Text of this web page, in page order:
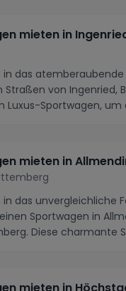
mieten in
in das
Straßen von Ingenried,
Luxus-Sportwagen, um
mieten in
das unvergleichliche
Sportwagen in
Diese charmante
mieten in